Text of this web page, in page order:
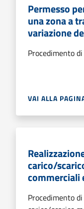
Permesso
una zona a
variazione
Procedimento
VAI ALLA
carico/
commerciali
Procedimento